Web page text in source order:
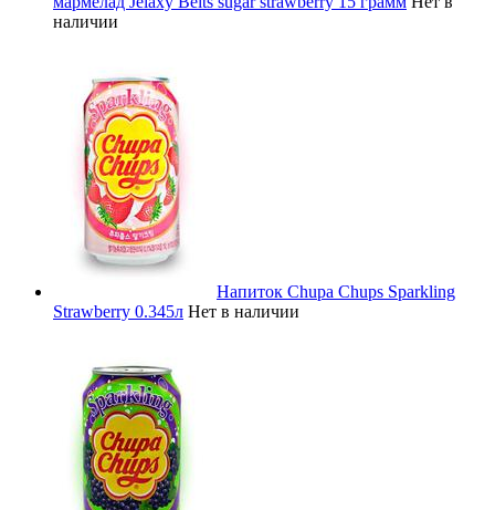
наличии
Напиток Chupa Chups Sparkling
Strawberry 0.345л Нет в наличии